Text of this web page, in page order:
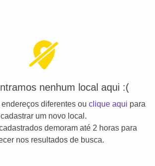
nenhum local aqui :(
diferentes ou clique aqui para
cadastrar um novo local.
demoram até 2 horas para
nos resultados de busca.